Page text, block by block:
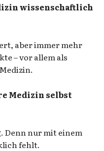
wissenschaftlich
aber immer mehr
– vor allem als
Medizin selbst
Denn nur mit einem
fehlt.